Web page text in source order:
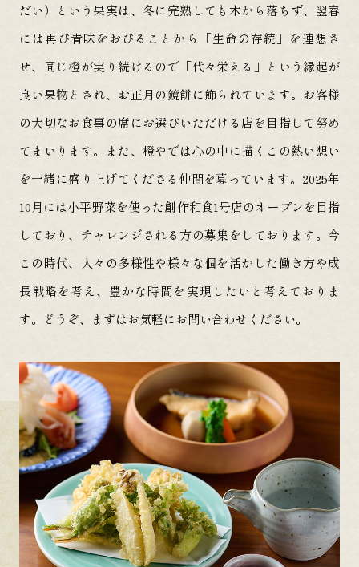
だい）という果実は、冬に完熟しても木から落ちず、翌春
には再び青味をおびることから「生命の存続」を連想さ
せ、同じ橙が実り続けるので「代々栄える」という縁起が
良い果物とされ、お正月の鏡餅に飾られています。お客様
の大切なお食事の席にお選びいただける店を目指して努め
てまいります。
また、橙やでは心の中に描くこの熱い想い
を一緒に盛り上げてくださる仲間を募っています。 2025年
10月には小平野菜を使った創作和食1号店のオープンを目指
しており、チャレンジされる方の募集をしております。今
この時代、人々の多様性や様々な個を活かした働き方や成
長戦略を考え、豊かな時間を実現したいと考えておりま
す。どうぞ、まずはお気軽にお問い合わせください。